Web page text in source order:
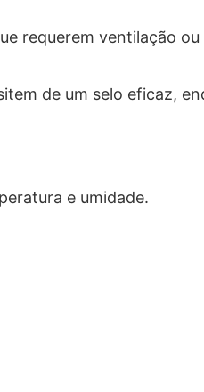
requerem ventilação
de um selo eficaz,
e umidade.